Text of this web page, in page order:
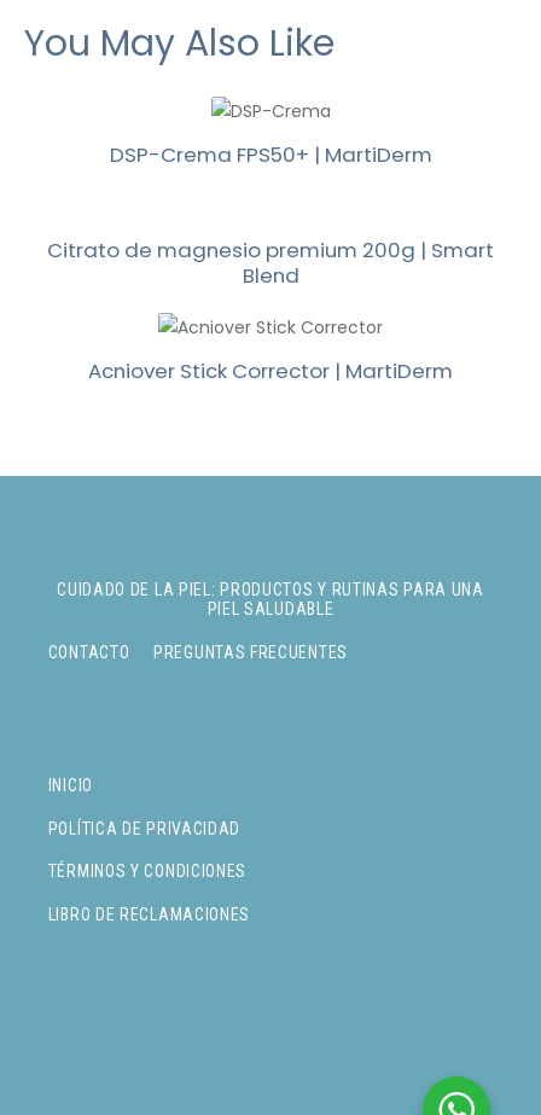
You May Also Like
DSP-Crema FPS50+ | MartiDerm
Citrato de magnesio premium 200g | Smart
Blend
Acniover Stick Corrector | MartiDerm
INICIO
POLÍTICA DE PRIVACIDAD
TÉRMINOS Y CONDICIONES
LIBRO DE RECLAMACIONES
CUIDADO DE LA PIEL: PRODUCTOS Y RUTINAS PARA UNA
PIEL SALUDABLE
CONTACTO PREGUNTAS FRECUENTES